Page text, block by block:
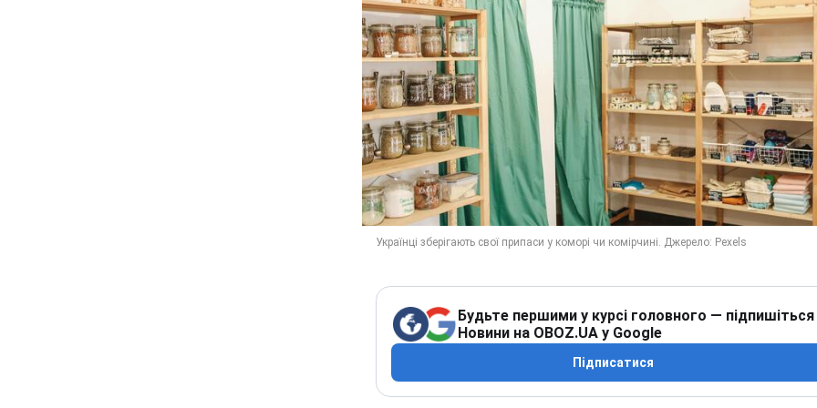
Будьте першими у курсі головного — підпишіться
Новини на OBOZ.UA у Google
Підписатися